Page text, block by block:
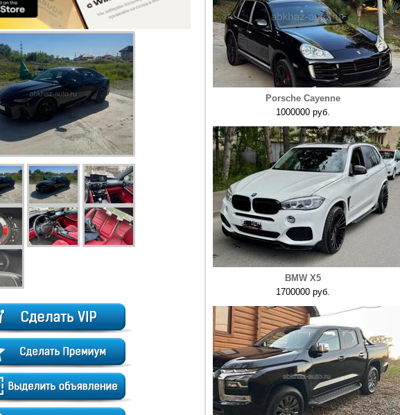
Porsche Cayenne
1000000 руб.
BMW X5
1700000 руб.